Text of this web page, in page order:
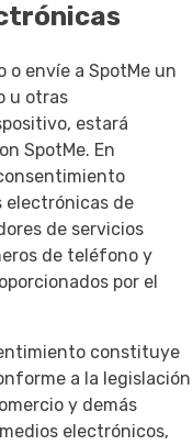
o envíe a SpotMe un
u otras
estará
SpotMe. En
electrónicas de
de servicios
de teléfono y
por el
constituye
a la legislación
y demás
electrónicos,